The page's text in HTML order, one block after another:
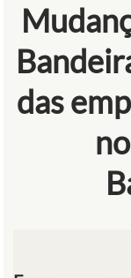
das